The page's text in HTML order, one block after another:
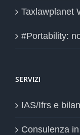
Taxlawplanet
#Portability:
SERVIZI
IAS/Ifrs e
Consulenza